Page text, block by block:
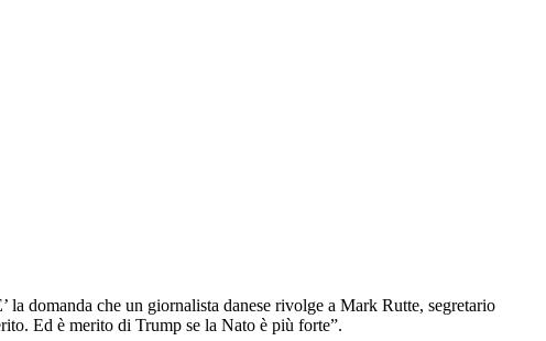
domanda che un giornalista danese rivolge a Mark Rutte, segretario
Ed è merito di Trump se la Nato è più forte”.